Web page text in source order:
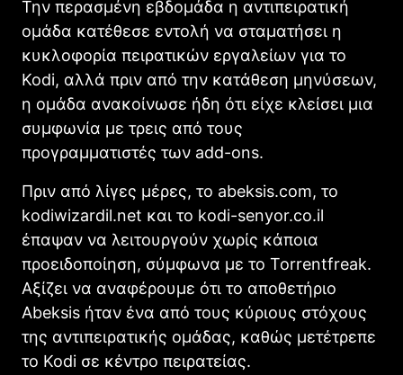
Την περασμένη εβδομάδα η αντιπειρατική
ομάδα κατέθεσε εντολή να σταματήσει η
κυκλοφορία πειρατικών εργαλείων για το
Kodi, αλλά πριν από την κατάθεση μηνύσεων,
η ομάδα ανακοίνωσε ήδη ότι είχε κλείσει μια
συμφωνία με τρεις από τους
προγραμματιστές των add-ons.
Πριν από λίγες μέρες, το abeksis.com, το
kodiwizardil.net και το kodi-senyor.co.il
έπαψαν να λειτουργούν χωρίς κάποια
προειδοποίηση, σύμφωνα με το Torrentfreak.
Αξίζει να αναφέρουμε ότι το αποθετήριο
Abeksis ήταν ένα από τους κύριους στόχους
της αντιπειρατικής ομάδας, καθώς μετέτρεπε
το Kodi σε κέντρο πειρατείας.